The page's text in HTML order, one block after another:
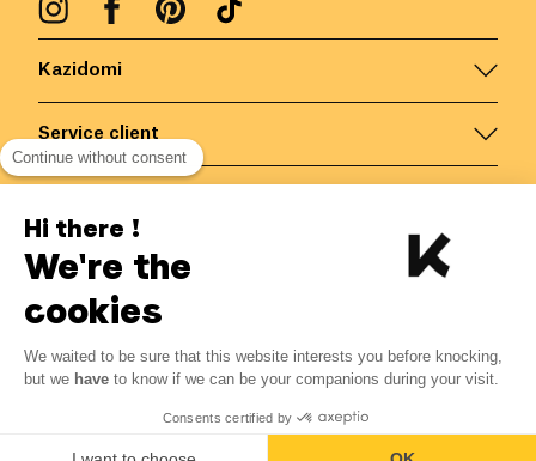
3.85€ 3.27 € -15% ?
Economisez 0.58 € avec K+
Me notifier
Kazidomi
Service client
Belgique/FR
Tous droits réservés
Continue without consent
Hi there !
We're the
cookies
We waited to be sure that this website interests you before knocking,
but we have to know if we can be your companions during your visit.
Consents certified by